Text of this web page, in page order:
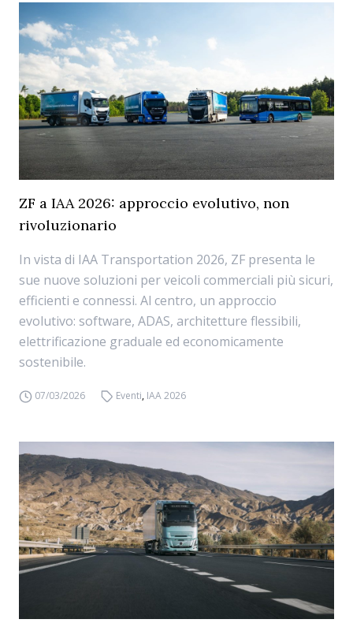
ZF a IAA 2026: approccio evolutivo, non
rivoluzionario
In vista di IAA Transportation 2026, ZF presenta le
sue nuove soluzioni per veicoli commerciali più sicuri,
efficienti e connessi. Al centro, un approccio
evolutivo: software, ADAS, architetture flessibili,
elettrificazione graduale ed economicamente
sostenibile.
07/03/2026 Eventi, IAA 2026